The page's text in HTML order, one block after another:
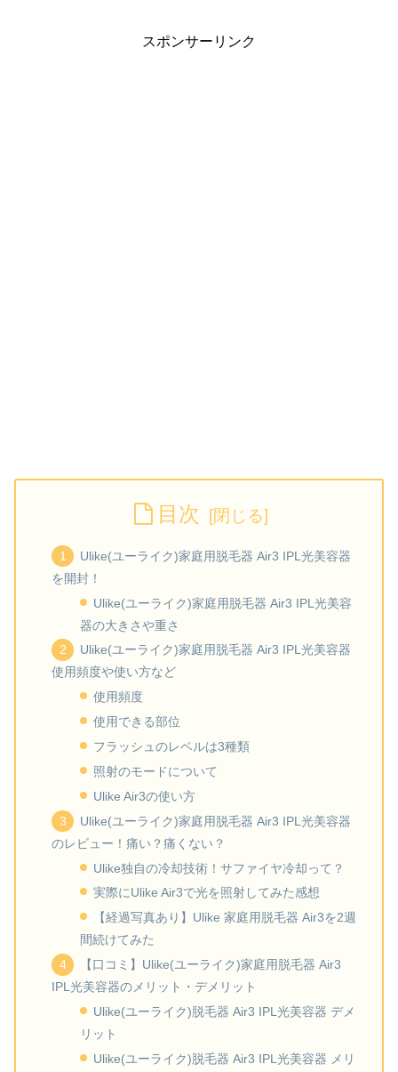
スポンサーリンク
目次
Ulike(ユーライク)家庭用脱毛器 Air3 IPL光美容器
を開封！
Ulike(ユーライク)家庭用脱毛器 Air3 IPL光美容
器の大きさや重さ
Ulike(ユーライク)家庭用脱毛器 Air3 IPL光美容器
使用頻度や使い方など
使用頻度
使用できる部位
フラッシュのレベルは3種類
照射のモードについて
Ulike Air3の使い方
Ulike(ユーライク)家庭用脱毛器 Air3 IPL光美容器
のレビュー！痛い？痛くない？
Ulike独自の冷却技術！サファイヤ冷却って？
実際にUlike Air3で光を照射してみた感想
【経過写真あり】Ulike 家庭用脱毛器 Air3を2週
間続けてみた
【口コミ】Ulike(ユーライク)家庭用脱毛器 Air3
IPL光美容器のメリット・デメリット
Ulike(ユーライク)脱毛器 Air3 IPL光美容器 デメ
リット
Ulike(ユーライク)脱毛器 Air3 IPL光美容器 メリ